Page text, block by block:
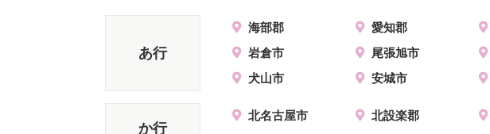
あ行
海部郡 愛知郡
岩倉市
尾張旭市
犬山市
安城市
か行
北名古屋市 北設楽郡